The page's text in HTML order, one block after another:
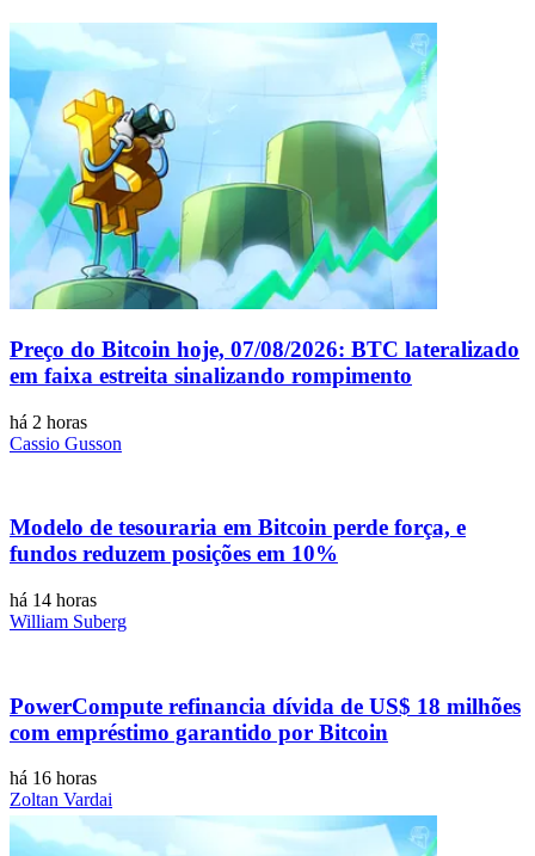
Preço do Bitcoin hoje, 07/08/2026: BTC lateralizado
em faixa estreita sinalizando rompimento
há 2 horas
Cassio Gusson
Modelo de tesouraria em Bitcoin perde força, e
fundos reduzem posições em 10%
há 14 horas
William Suberg
PowerCompute refinancia dívida de US$ 18 milhões
com empréstimo garantido por Bitcoin
há 16 horas
Zoltan Vardai